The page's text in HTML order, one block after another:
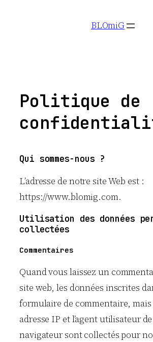
BLOmiG
Politique de
Qui sommes-nous ?
L’adresse de notre site Web est :
https://www.blomig.com.
Utilisation des données
collectées
Commentaires
Quand vous laissez un
site web, les données inscrites
formulaire de commentaire,
adresse IP et l’agent utilisateur
navigateur sont collectés pour